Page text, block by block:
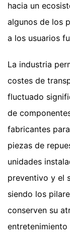
hacia un
algunos de los
a los usuarios
La industria
costes de
fluctuado
de
fabricantes
piezas de
unidades
preventivo y el
siendo los
conserven su